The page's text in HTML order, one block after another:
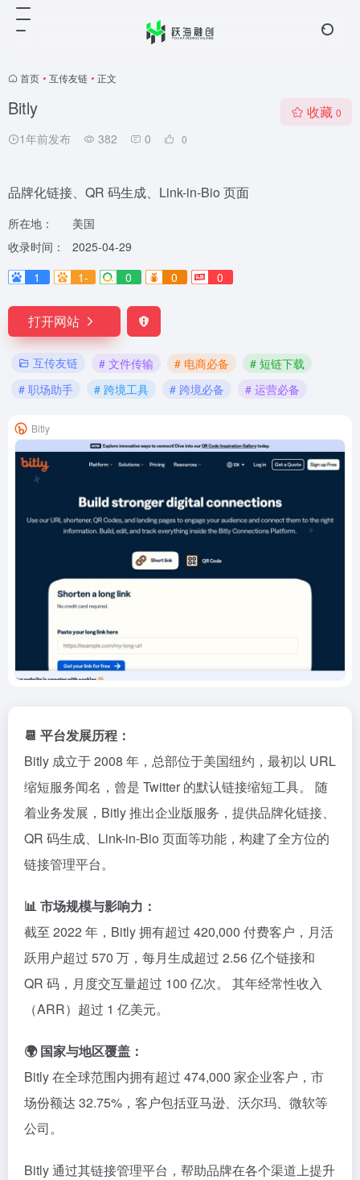
首页 • 互传友链 • 正文
Bitly
1年前发布 382 0 0
收藏 0
品牌化链接、QR 码生成、Link-in-Bio 页面
所在地：
美国
收录时间：
2025-04-29
1
1- 0 0 0
打开网站
互传友链 # 文件传输 # 电商必备
# 短链下载
# 职场助手
# 跨境工具 # 跨境必备 # 运营必备
Bitly
📆 平台发展历程：
Bitly 成立于 2008 年，总部位于美国纽约，最初以 URL
缩短服务闻名，曾是 Twitter 的默认链接缩短工具。
随
着业务发展，Bitly 推出企业版服务，提供品牌化链接、
QR 码生成、Link-in-Bio 页面等功能，构建了全方位的
链接管理平台。
📊 市场规模与影响力：
截至 2022 年，Bitly 拥有超过 420,000 付费客户，月活
跃用户超过 570 万，每月生成超过 2.56 亿个链接和
QR 码，月度交互量超过 100 亿次。
其年经常性收入
（ARR）超过 1 亿美元。
🌍 国家与地区覆盖：
Bitly 在全球范围内拥有超过 474,000 家企业客户，市
场份额达 32.75%，客户包括亚马逊、沃尔玛、微软等
公司。
Bitly 通过其链接管理平台，帮助品牌在各个渠道上提升